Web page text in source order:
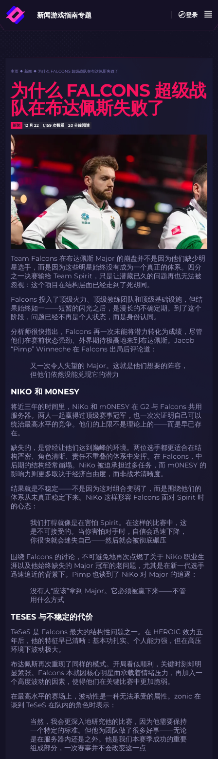
新闻游戏指南专题 登录
主页 新闻 为什么 FALCONS 超级战队在布达佩斯失败了
为什么 FALCONS 超级战
队在布达佩斯失败了
新闻 12 月 22 1,159 次觀看 20 分鐘閱讀
Team Falcons 在布达佩斯 Major 的崩盘并不是因为他们缺少明
星选手，而是因为这些明星始终没有成为一个真正的体系。四分
之一决赛输给 Team Spirit，只是让潜藏已久的问题再也无法被
忽视：这个项目在结构层面已经走到了死胡同。
Falcons 投入了顶级火力、顶级教练团队和顶级基础设施，但结
果始终如一——短暂的闪光之后，是漫长的不确定期。到了这个
阶段，问题已经不再是个人状态，而是身份认同。
分析师很快指出，Falcons 再一次未能将潜力转化为成绩，尽管
他们在赛前状态强劲、外界期待极高地来到布达佩斯。Jacob
“Pimp” Winneche 在 Falcons 出局后评论道：
又一次令人失望的 Major。这就是他们想要的阵容，
但他们依然没能兑现它的潜力
NIKO 和 M0NESY
将近三年的时间里，NiKo 和 m0NESY 在 G2 与 Falcons 共用
服务器。两人一起赢得过顶级赛事冠军，也一次次证明自己可以
统治最高水平的竞争。他们的上限不是理论上的——而是早已存
在。
缺失的，是曾经让他们达到巅峰的环境。两位选手都更适合在结
构严密、角色清晰、责任不重叠的体系中发挥。在 Falcons，中
后期的结构经常崩塌。NiKo 被迫承担过多任务，而 m0NESY 的
影响力则更多取决于经济自由度，而非战术清晰度。
结果就是不稳定——不是因为这对组合变弱了，而是围绕他们的
体系从未真正稳定下来。NiKo 这样形容 Falcons 面对 Spirit 时
的心态：
我们打得就像是在害怕 Spirit。在这样的比赛中，这
是不可接受的。当你害怕对手时，自信会迅速下降，
你很快就会迷失自己——然后就会被彻底碾压
围绕 Falcons 的讨论，不可避免地再次点燃了关于 NiKo 职业生
涯以及他始终缺失的 Major 冠军的老问题，尤其是在新一代选手
迅速追近的背景下。Pimp 也谈到了 NiKo 对 Major 的追逐：
没有人“应该”拿到 Major。它必须被赢下来——不管
用什么方式
TESES 与不稳定的代价
TeSeS 是 Falcons 最大的结构性问题之一。在 HEROIC 效力五
年后，他的特征早已清晰：基本功扎实、个人能力强，但在高压
环境下波动极大。
布达佩斯再次重现了同样的模式。开局看似顺利，关键时刻却明
显紧张。Falcons 本就因核心明星而承载着情绪压力，再加入一
个高度波动的因素，使得他们在关键比赛中更加脆弱。
在最高水平的赛场上，波动性是一种无法承受的属性。zonic 在
谈到 TeSeS 在队内的角色时表示：
当然，我会更深入地研究他的比赛，因为他需要保持
一个特定的标准。但他为团队做了很多好事——无论
是在服务器内还是之外。他是我们本赛季成功的重要
组成部分，一次赛事并不会改变这一点